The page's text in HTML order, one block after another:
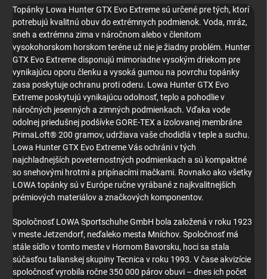
Topánky Lowa Hunter GTX Evo Extreme sú určené pre tých, ktorí
potrebujú kvalitnú obuv do extrémnych podmienok. Voda, mráz,
sneh a extrémna zima v náročnom alebo v členitom
vysokohorskom horskom teréne už nie je žiadny problém. Hunter
GTX Evo Extreme disponujú mimoriadne vysokým driekom pre
vynikajúcu oporu členku a vysoká gumou na povrchu topánky
zasa poskytuje ochranu proti oderu. Lowa Hunter GTX Evo
Extreme poskytujú vynikajúcu odolnosť, teplo a pohodlie v
náročných jesenných a zimných podmienkach. Vďaka vode
odolnej priedušnej podšívke GORE-TEX a izolovanej membráne
PrimaLoft® 200 gramov, udržiava vaše chodidlá v teple a suchu.
Lowa Hunter GTX Evo Extreme Vás ochráni v tých
najchladnejších poveternostných podmienkach a sú kompaktné
so snehovými hrotmi a pripínacími mačkami. Rovnako ako všetky
LOWA topánky sú v Európe ručne vyrábané z najkvalitnejších
prémiových materiálov a značkových komponentov.
Spoločnosť LOWA Sportschuhe GmbH bola založená v roku 1923
v meste Jetzendorf, neďaleko mesta Mníchov. Spoločnosť má
stále sídlo v tomto meste v Hornom Bavorsku, hoci sa stala
súčasťou talianskej skupiny Tecnica v roku 1993. V čase akvizície
spoločnosť vyrobila ročne 350 000 párov obuvi – dnes ich počet